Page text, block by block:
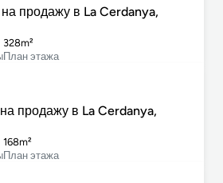
продажу в La Cerdanya,
План этажа
328m²
продажу в La Cerdanya,
План этажа
168m²